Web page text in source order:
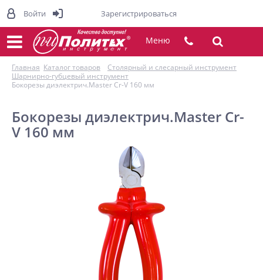
Меню
Главная Каталог товаров
Столярный и слесарный инструмент
Шарнирно-губцевый инструмент
Бокорезы диэлектрич.Master Cr-V 160 мм
Бокорезы диэлектрич.Master Cr-
V 160 мм
Войти Зарегистрироваться